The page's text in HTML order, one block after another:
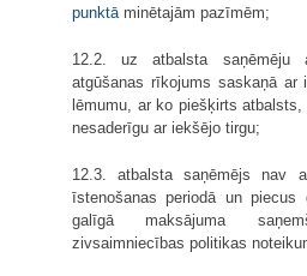
punktā minētajām pazīmēm;
12.2. uz atbalsta saņēmēju
atgūšanas rīkojums saskaņā ar
lēmumu, ar ko piešķirts
nesaderīgu ar iekšējo tirgu;
12.3. atbalsta saņēmējs nav
īstenošanas periodā un
galīgā maksājuma
zivsaimniecības politikas